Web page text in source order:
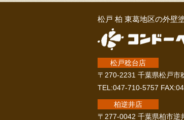
松戸 柏 東葛地区の外壁
松戸稔台店
〒270-2231 千葉県松戸市
TEL:047-710-5757
柏逆井店
〒277-0042 千葉県柏市逆